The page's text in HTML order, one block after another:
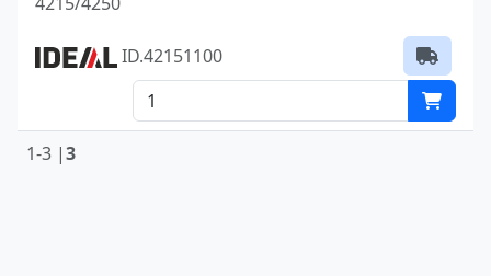
ID.42151100
1-3 |3